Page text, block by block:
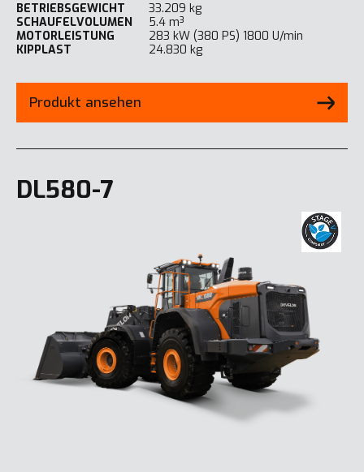
BETRIEBSGEWICHT
33.209 kg
SCHAUFELVOLUMEN
5.4 m³
MOTORLEISTUNG
283 kW (380 PS) 1800 U/min
KIPPLAST
24.830 kg
Produkt ansehen
DL580-7